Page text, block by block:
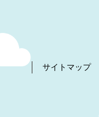
サイトマップ